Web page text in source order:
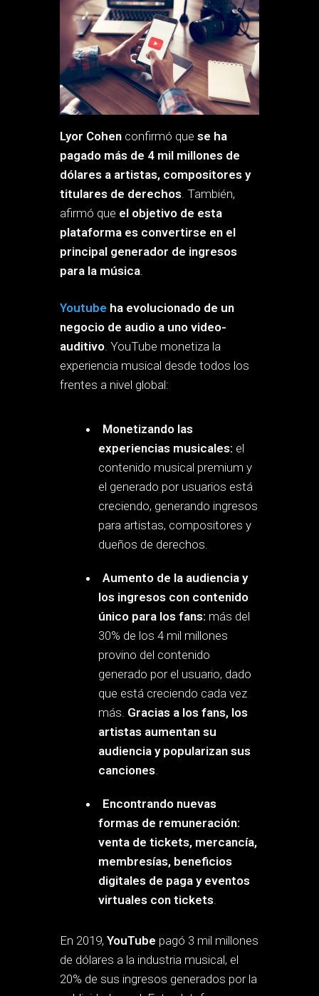
Lyor Cohen confirmó que se ha
pagado más de 4 mil millones de
dólares a artistas, compositores y
titulares de derechos. También,
afirmó que el objetivo de esta
plataforma es convertirse en el
principal generador de ingresos
para la música.
Youtube ha evolucionado de un
negocio de audio a uno video-
auditivo. YouTube monetiza la
experiencia musical desde todos los
frentes a nivel global:
Monetizando las
experiencias musicales: el
contenido musical premium y
el generado por usuarios está
creciendo, generando ingresos
para artistas, compositores y
dueños de derechos.
Aumento de la audiencia y
los ingresos con contenido
único para los fans: más del
30% de los 4 mil millones
provino del contenido
generado por el usuario, dado
que está creciendo cada vez
más. Gracias a los fans, los
artistas aumentan su
audiencia y popularizan sus
canciones.
Encontrando nuevas
formas de remuneración:
venta de tickets, mercancía,
membresías, beneficios
digitales de paga y eventos
virtuales con tickets.
En 2019, YouTube pagó 3 mil millones
de dólares a la industria musical, el
20% de sus ingresos generados por la